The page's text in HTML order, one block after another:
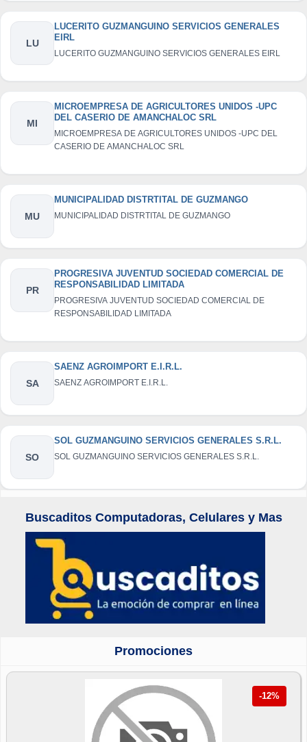
LU
LUCERITO GUZMANGUINO SERVICIOS GENERALES
EIRL
LUCERITO GUZMANGUINO SERVICIOS GENERALES EIRL
MI
MICROEMPRESA DE AGRICULTORES UNIDOS -UPC
DEL CASERIO DE AMANCHALOC SRL
MICROEMPRESA DE AGRICULTORES UNIDOS -UPC DEL
CASERIO DE AMANCHALOC SRL
MU
MUNICIPALIDAD DISTRTITAL DE GUZMANGO
MUNICIPALIDAD DISTRTITAL DE GUZMANGO
PR
PROGRESIVA JUVENTUD SOCIEDAD COMERCIAL DE
RESPONSABILIDAD LIMITADA
PROGRESIVA JUVENTUD SOCIEDAD COMERCIAL DE
RESPONSABILIDAD LIMITADA
SA
SAENZ AGROIMPORT E.I.R.L.
SAENZ AGROIMPORT E.I.R.L.
SO
SOL GUZMANGUINO SERVICIOS GENERALES S.R.L.
SOL GUZMANGUINO SERVICIOS GENERALES S.R.L.
Buscaditos Computadoras, Celulares y Mas
Promociones
-12%